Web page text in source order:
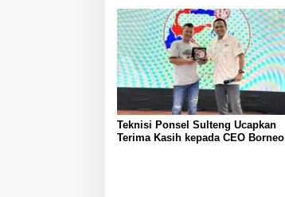
Teknisi Ponsel Sulteng Ucapkan
Terima Kasih kepada CEO Borneo